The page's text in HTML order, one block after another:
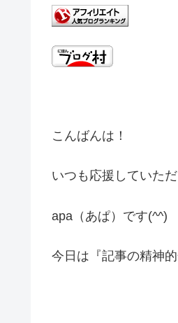
こんばんは！
いつも応援していた
apa（あぱ）です(^^)
今日は『記事の精神